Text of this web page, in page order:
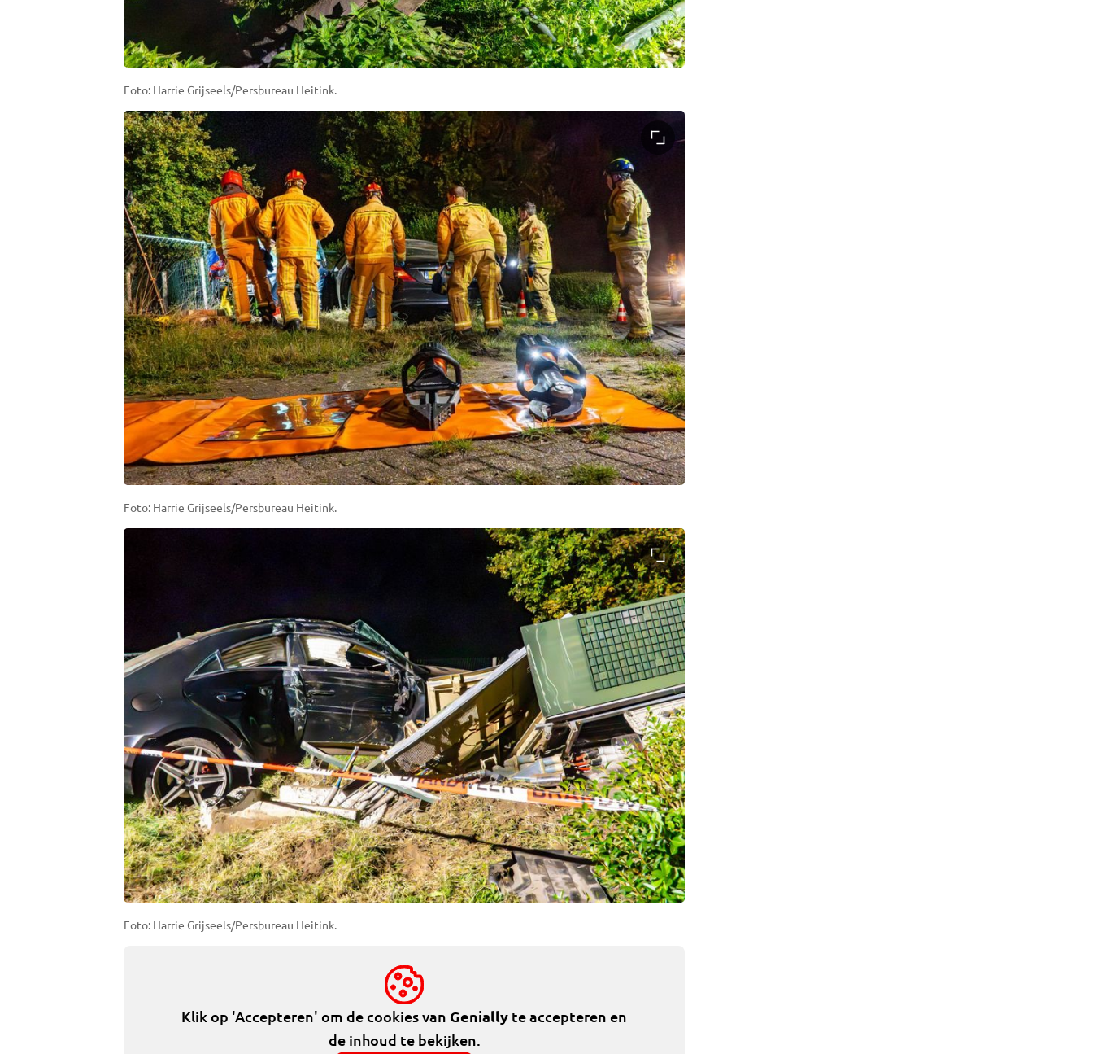
Foto: Harrie Grijseels/Persbureau Heitink.
Foto: Harrie Grijseels/Persbureau Heitink.
Foto: Harrie Grijseels/Persbureau Heitink.
Klik op 'Accepteren' om de cookies van Genially te accepteren en
de inhoud te bekijken.